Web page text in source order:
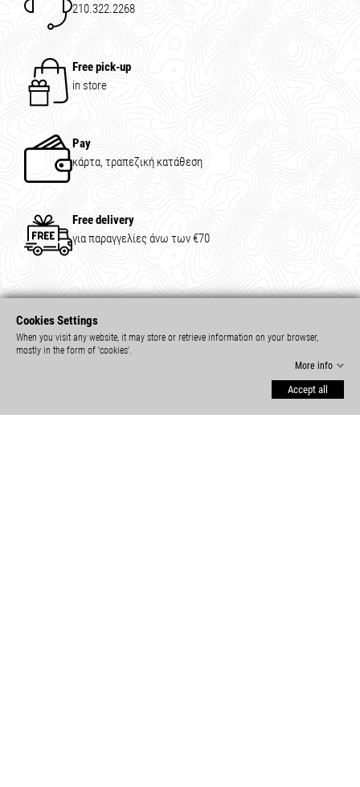
210.322.2268
Free pick-up
in store
Pay
κάρτα, τραπεζική κατάθεση
Free delivery
για παραγγελίες άνω των €70
Cookies Settings
When you visit any website, it may store or retrieve information on your browser,
mostly in the form of 'cookies'.
More info
Accept all